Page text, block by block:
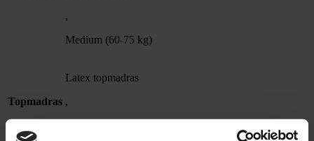
,
Medium (60-75 kg)
Topmadras
Latex topmadras
,